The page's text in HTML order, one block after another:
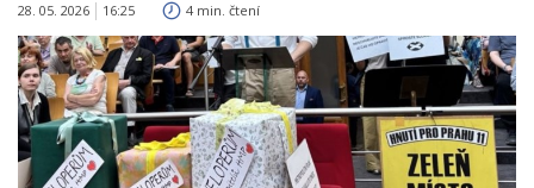
28. 05. 2026 16:25 4 min. čtení